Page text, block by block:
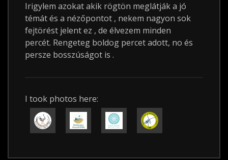
Irigylem azokat akik rögtön meglátják a jó
témát és a nézőpontot , nekem nagyon sok
fejtörést jelent ez , de élvezem minden
percét. Rengeteg boldog percet adott, no és
persze bosszúságot is .
I took photos here: